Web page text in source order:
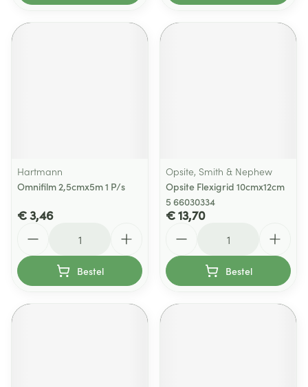
Hartmann
Omnifilm 2,5cmx5m 1 P/s
€ 3,46
Bestel
Opsite, Smith & Nephew
Opsite Flexigrid 10cmx12cm
5 66030334
€ 13,70
Bestel